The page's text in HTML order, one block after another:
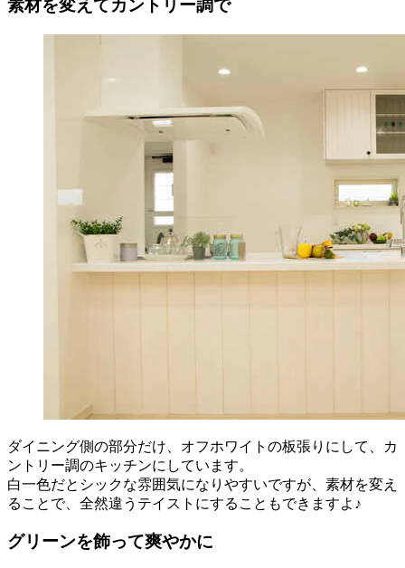
素材を変えてカントリー調で
ダイニング側の部分だけ、オフホワイトの板張りにして、カ
ントリー調のキッチンにしています。
白一色だとシックな雰囲気になりやすいですが、素材を変え
ることで、全然違うテイストにすることもできますよ♪
グリーンを飾って爽やかに